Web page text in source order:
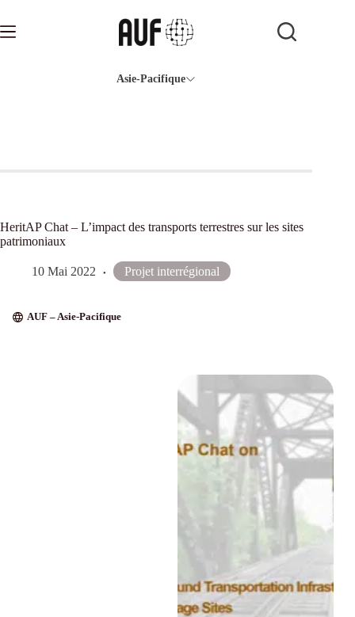
contenu
Asie-Pacifique
HeritAP Chat – L’impact des transports terrestres sur les sites
patrimoniaux
10 Mai 2022 Projet interrégional
AUF – Asie-Pacifique